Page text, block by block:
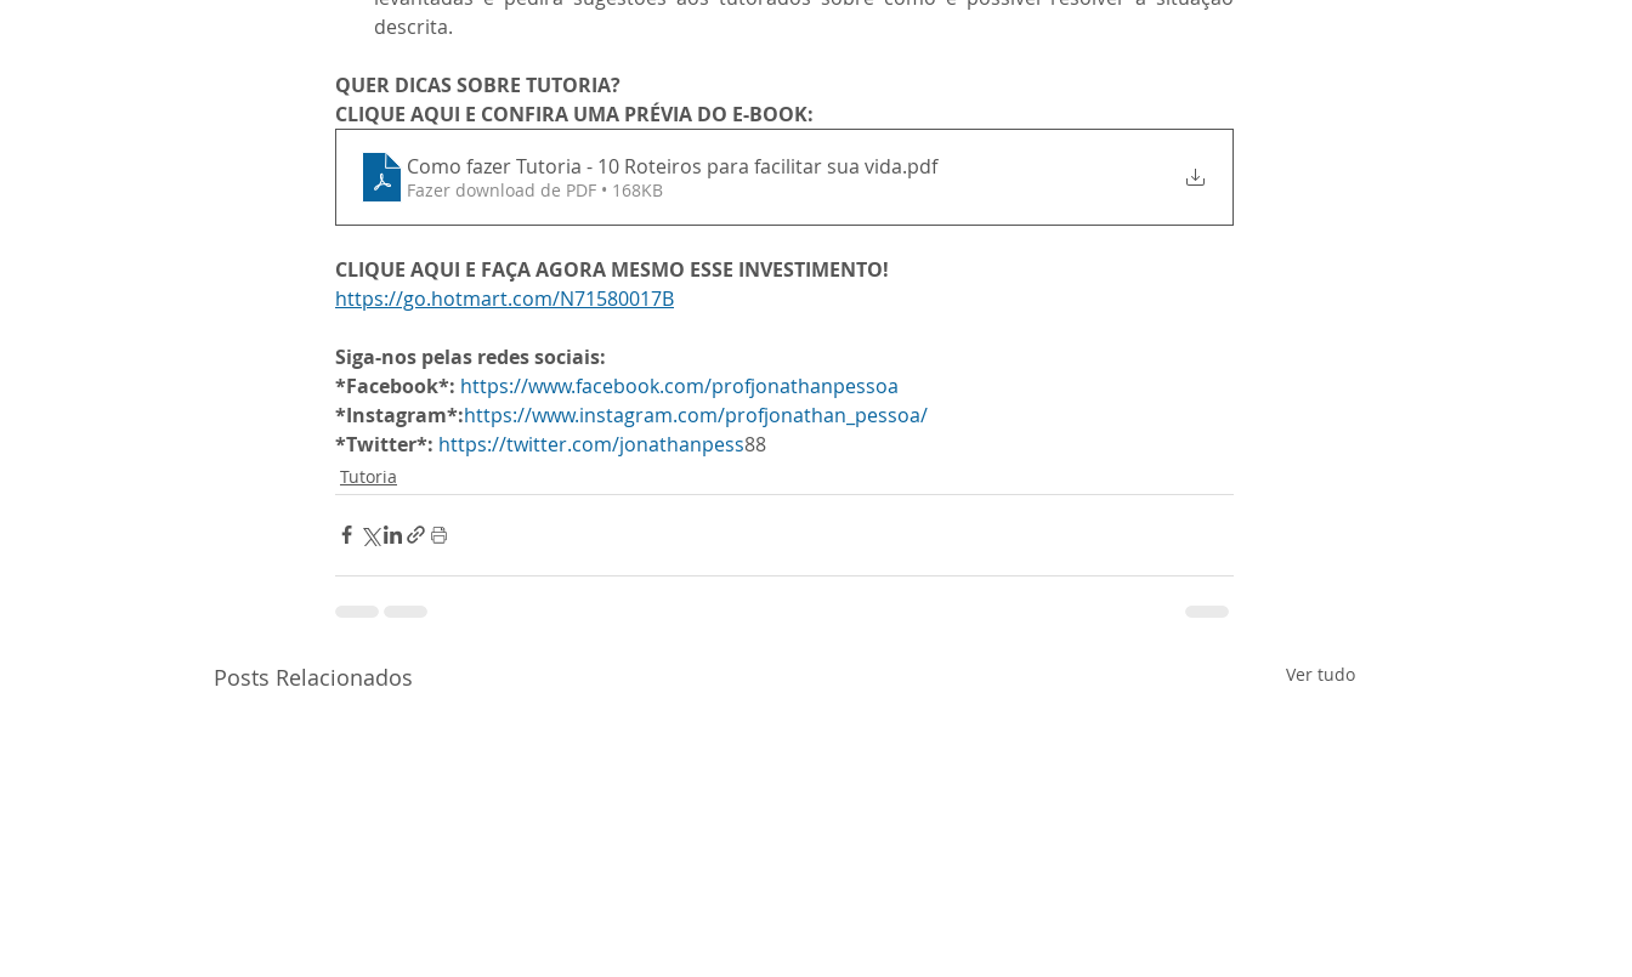
descrita.
QUER DICAS SOBRE TUTORIA?
CLIQUE AQUI E CONFIRA UMA PRÉVIA DO E-BOOK:
Como fazer Tutoria - 10 Roteiros para facilitar sua vida.pdf
Fazer download de PDF • 168KB
CLIQUE AQUI E FAÇA AGORA MESMO ESSE INVESTIMENTO!
https://go.hotmart.com/N71580017B
Siga-nos pelas redes sociais:
*Facebook*: https://www.facebook.com/profjonathanpessoa
*Instagram*:https://www.instagram.com/profjonathan_pessoa/
*Twitter*: https://twitter.com/jonathanpess88
Tutoria
Posts Relacionados Ver tudo